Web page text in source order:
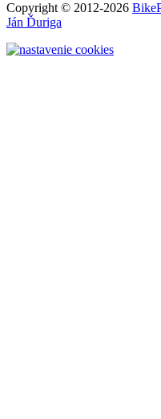
Copyright © 2012-2026
Ján Ďuriga